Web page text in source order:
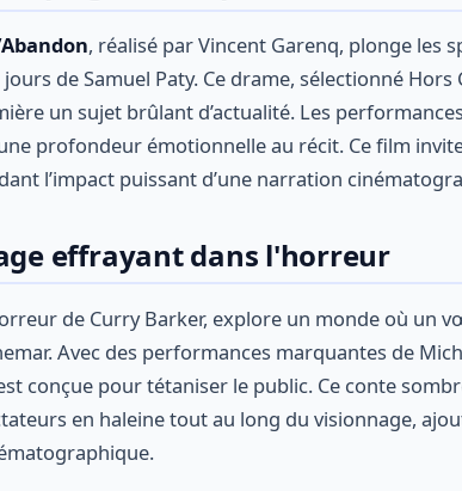
, réalisé par Vincent Garenq, plonge les
de Samuel Paty. Ce drame, sélectionné Hors
un sujet brûlant d’actualité. Les
profondeur émotionnelle au récit. Ce film
l’impact puissant d’une narration
effrayant dans l'horreur
de Curry Barker, explore un monde où un
Avec des performances marquantes de
conçue pour tétaniser le public. Ce conte
en haleine tout au long du visionnage,